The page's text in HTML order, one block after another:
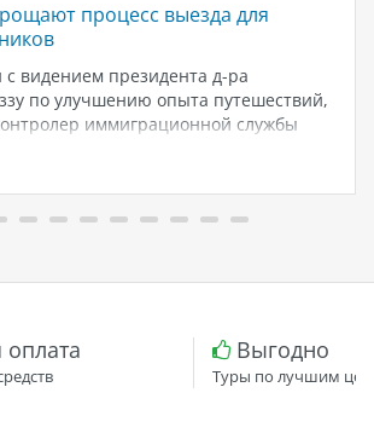
процесс выезда для
с видением президента д-ра
по улучшению опыта путешествий,
иммиграционной службы
больше не нужно будет заполнять
путешественника».…
оплата Выгодно
Туры по лучшим